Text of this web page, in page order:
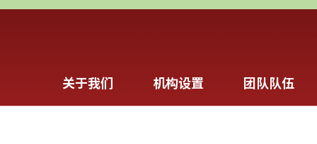
关于我们 机构设置 团队队伍